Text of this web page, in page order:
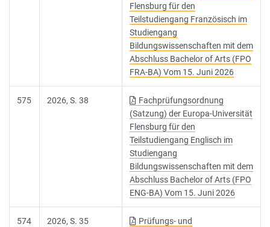
Flensburg für den
Teilstudiengang Französisch im
Studiengang
Bildungswissenschaften mit dem
Abschluss Bachelor of Arts (FPO
FRA-BA) Vom 15. Juni 2026
575 2026, S. 38
Fachprüfungsordnung
(Satzung) der Europa-Universität
Flensburg für den
Teilstudiengang Englisch im
Studiengang
Bildungswissenschaften mit dem
Abschluss Bachelor of Arts (FPO
ENG-BA) Vom 15. Juni 2026
574 2026, S. 35 Prüfungs- und